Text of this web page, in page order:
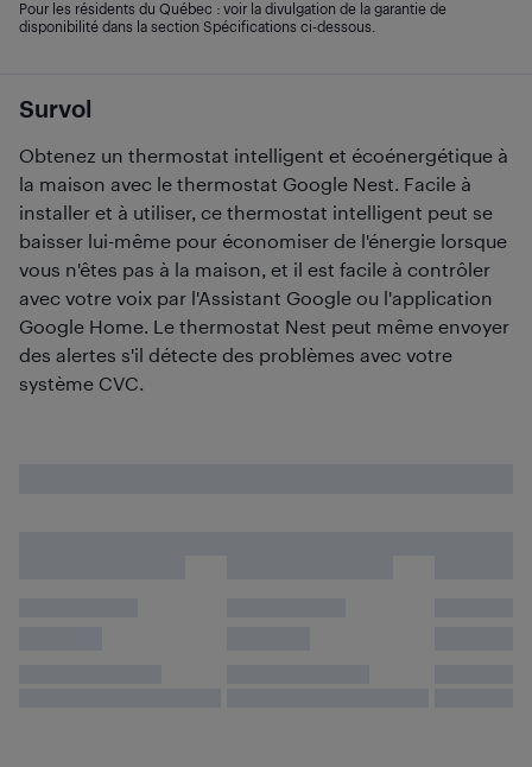
Survol
Obtenez un thermostat intelligent et écoénergétique à
la maison avec le thermostat Google Nest. Facile à
installer et à utiliser, ce thermostat intelligent peut se
baisser lui-même pour économiser de l'énergie lorsque
vous n'êtes pas à la maison, et il est facile à contrôler
avec votre voix par l'Assistant Google ou l'application
Google Home. Le thermostat Nest peut même envoyer
des alertes s'il détecte des problèmes avec votre
système CVC.
Pour les résidents du Québec : voir la divulgation de la garantie de
disponibilité dans la section Spécifications ci-dessous.